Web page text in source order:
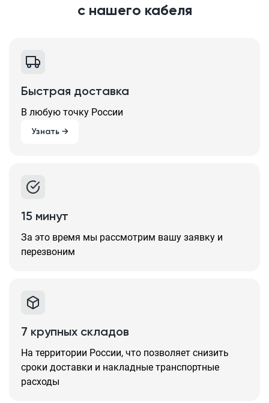
с нашего кабеля
Быстрая доставка
В любую точку России
Узнать →
15 минут
За это время мы рассмотрим вашу заявку и
перезвоним
7 крупных складов
На территории России, что позволяет снизить
сроки доставки и накладные транспортные
расходы